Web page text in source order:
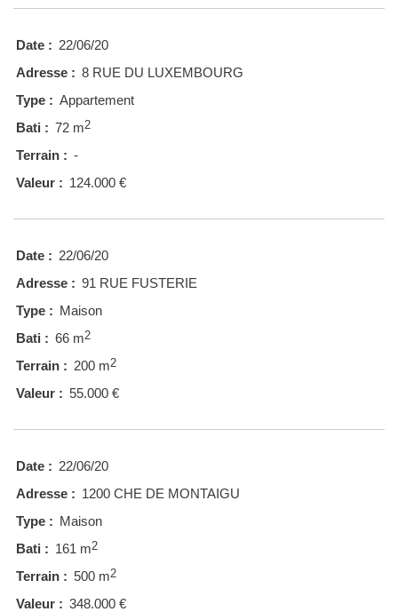
Date : 22/06/20
Adresse : 8 RUE DU LUXEMBOURG
Type : Appartement
Bati : 72 m2
Terrain : -
Valeur : 124.000 €
Date : 22/06/20
Adresse : 91 RUE FUSTERIE
Type : Maison
Bati : 66 m2
Terrain : 200 m2
Valeur : 55.000 €
Date : 22/06/20
Adresse : 1200 CHE DE MONTAIGU
Type : Maison
Bati : 161 m2
Terrain : 500 m2
Valeur : 348.000 €